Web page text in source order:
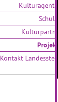
Kulturagenten
Schulen
Kulturpartner
Projekte
Kontakt Landesstelle